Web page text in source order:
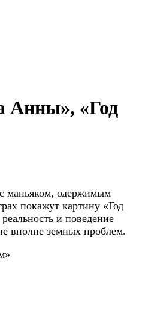
Анны», «Год
с маньяком, одержимым
покажут картину «Год
и поведение
вполне земных проблем.